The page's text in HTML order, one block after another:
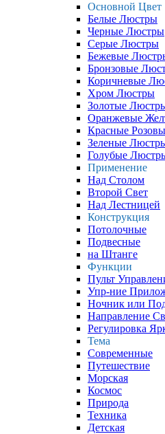
Основной Цвет
Белые Люстры
Черные Люстры
Серые Люстры
Бежевые
Бронзовые
Коричневые
Хром Люстры
Золотые
Оранжевые
Красные
Зеленые
Голубые
Применение
Над Столом
Второй Свет
Над Лестницей
Конструкция
Потолочные
Подвесные
на Штанге
Функции
Пульт
Упр-ние
Ночник или
Направление
Регулировка
Тема
Современные
Путешествие
Морская
Космос
Природа
Техника
Детская